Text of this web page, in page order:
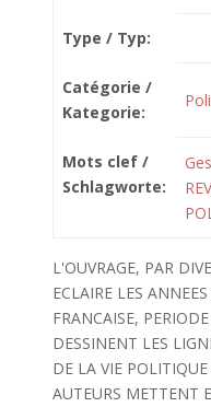
Type / Typ:
Catégorie /
Kategorie:
Mots clef /
Schlagworte:
L'OUVRAGE, PAR
ECLAIRE LES
FRANCAISE,
DESSINENT LES
DE LA VIE
AUTEURS METTENT